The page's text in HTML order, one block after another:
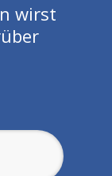
wirst